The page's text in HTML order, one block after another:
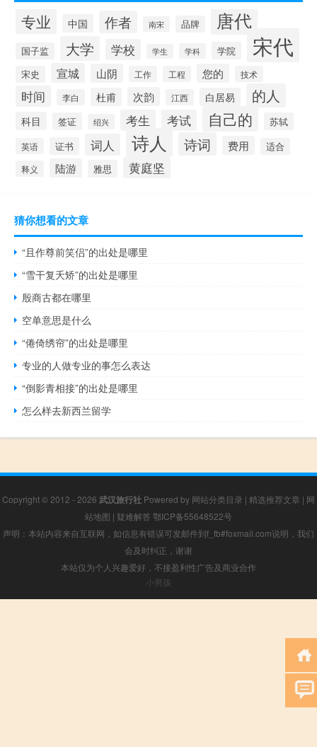
专业 中国 作者 南宋 品牌 唐代
国子监 大学 学校 学生 学科 学院 宋代
宋史 宣城 山阴 工作 工程 您的 技术
时间 李白 杜甫 次韵 江西 白居易 的人
科目 签证 绍兴 考生 考试 自己的 苏轼
英语 证书 词人 诗人 诗词 费用 适合
释义 陆游 雅思 黄庭坚
猜你想看的文章
“且作尊前笑侣”的出处是哪里
“雪干复夭矫”的出处是哪里
殷商古都在哪里
空单意思是什么
“倦倚绣帘”的出处是哪里
专业的人做专业的事怎么表达
“倒影青相接”的出处是哪里
怎么样去新西兰留学
Copyright © 2012 - 2026 武汉旅行社 Powered by 网站分类目录 | 精选推荐文章 | 网
站地图 | 疑难解答 鄂ICP备55648522号
声明：本站内容来自互联网，如信息有错误可发邮件到f_fb#foxmail.com说明，我们
会及时纠正，谢谢
本站仅为个人兴趣爱好，不接盈利性广告及商业合作
小男孩